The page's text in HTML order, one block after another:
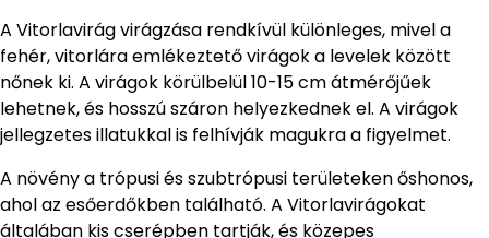
A Vitorlavirág virágzása rendkívül különleges, mivel a
fehér, vitorlára emlékeztető virágok a levelek között
nőnek ki. A virágok körülbelül 10-15 cm átmérőjűek
lehetnek, és hosszú száron helyezkednek el. A virágok
jellegzetes illatukkal is felhívják magukra a figyelmet.
A növény a trópusi és szubtrópusi területeken őshonos,
ahol az esőerdőkben található. A Vitorlavirágokat
általában kis cserépben tartják, és közepes